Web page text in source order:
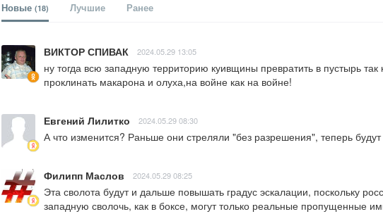
Новые (18) Лучшие Ранее
ВИКТОР СПИВАК 2024.05.29 13:05
ну тогда всю западную территорию куивщины превратить в пустырь
проклинать макарона и олуха,на войне как на войне!
Евгений Лилитко 2024.05.29 08:30
А что изменится? Раньше они стреляли "без разрешения", теперь
Филипп Маслов 2024.05.29 08:25
Эта сволота будут и дальше повышать градус эскалации, поскольку
западную сволочь, как в боксе, могут только реальные пропущенные